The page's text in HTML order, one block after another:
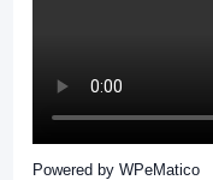
Powered by WPeMatico